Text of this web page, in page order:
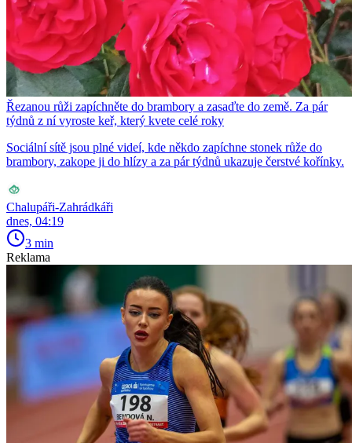
Řezanou růži zapíchněte do brambory a zasaďte do země. Za pár
týdnů z ní vyroste keř, který kvete celé roky
Sociální sítě jsou plné videí, kde někdo zapíchne stonek růže do
brambory, zakope ji do hlízy a za pár týdnů ukazuje čerstvé kořínky.
Chalupáři-Zahrádkáři
dnes, 04:19
3 min
Reklama